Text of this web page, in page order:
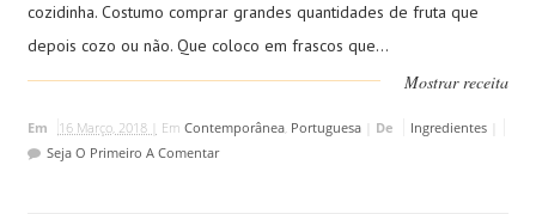
cozidinha. Costumo comprar grandes quantidades de fruta que
depois cozo ou não. Que coloco em frascos que...
Mostrar receita
Em 16 Março, 2018 | Em Contemporânea, Portuguesa| De Ingredientes|
Seja O Primeiro A Comentar